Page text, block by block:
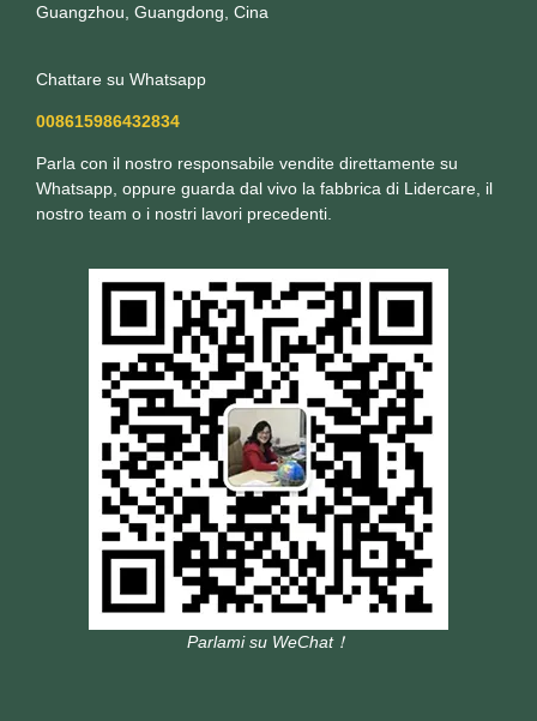
Guangzhou, Guangdong, Cina
Chattare su Whatsapp
008615986432834
Parla con il nostro responsabile vendite direttamente su
Whatsapp, oppure guarda dal vivo la fabbrica di Lidercare, il
nostro team o i nostri lavori precedenti.
Parlami su WeChat！